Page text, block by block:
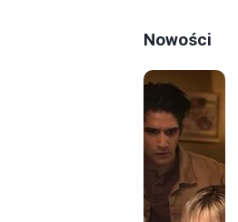
Nowości